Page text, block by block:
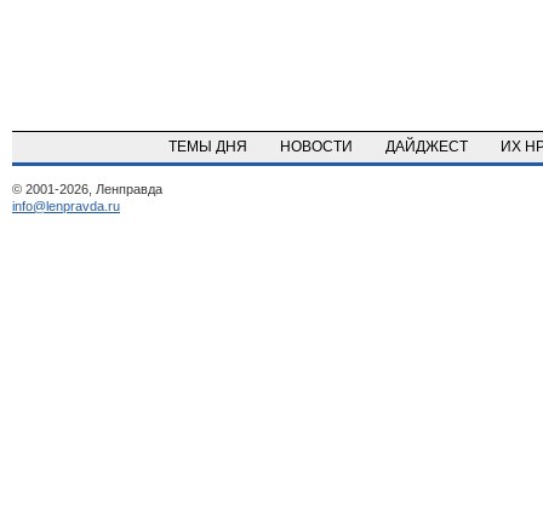
ТЕМЫ ДНЯ НОВОСТИ ДАЙДЖЕСТ ИХ
© 2001-2026, Ленправда
info@lenpravda.ru